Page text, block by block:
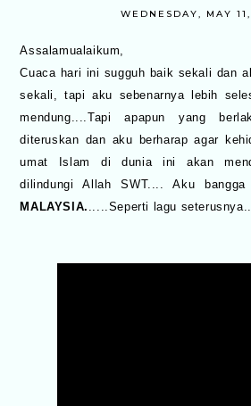
WEDNESDAY, MAY 11,
Assalamualaikum,
Cuaca hari ini sugguh baik sekali dan
sekali, tapi aku sebenarnya lebih
mendung....Tapi apapun yang
diteruskan dan aku berharap agar
umat Islam di dunia ini akan
dilindungi Allah SWT.... Aku bangga
MALAYSIA. .....Seperti lagu